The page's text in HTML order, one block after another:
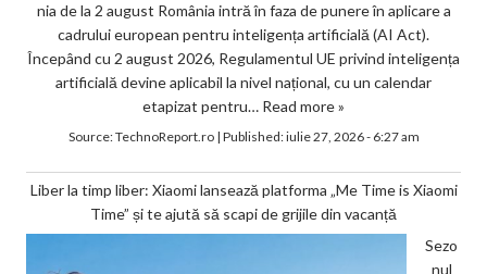
nia de la 2 august România intră în faza de punere în aplicare a
cadrului european pentru inteligența artificială (AI Act).
Începând cu 2 august 2026, Regulamentul UE privind inteligența
artificială devine aplicabil la nivel național, cu un calendar
etapizat pentru… Read more »
Source:TechnoReport.ro| Published:iulie 27, 2026 - 6:27 am
Liber la timp liber: Xiaomi lansează platforma „Me Time is Xiaomi
Time” și te ajută să scapi de grijile din vacanță
Sezo
nul